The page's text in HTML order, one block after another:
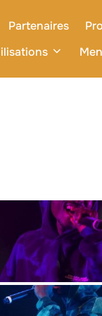
Partenaires